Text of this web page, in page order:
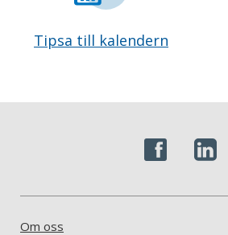
Tipsa till kalendern
Om oss